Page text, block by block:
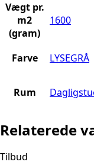
Vægt pr.
m2
(gram)
1600
Farve LYSEGRÅ
Rum
Relaterede
Tilbud